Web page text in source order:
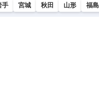
手 宮城 秋田 山形 福島